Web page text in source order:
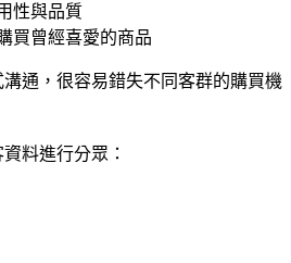
性與品質
買曾經喜愛的商品
通，很容易錯失不同客群的購買機
料進行分眾：